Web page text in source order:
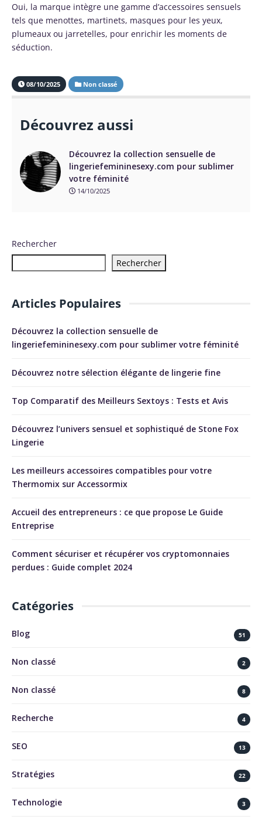
Oui, la marque intègre une gamme d’accessoires sensuels
tels que menottes, martinets, masques pour les yeux,
plumeaux ou jarretelles, pour enrichir les moments de
séduction.
08/10/2025 Non classé
Découvrez aussi
Découvrez la collection sensuelle de
lingeriefemininesexy.com pour sublimer
votre féminité
14/10/2025
Rechercher
Rechercher
Articles Populaires
Découvrez la collection sensuelle de
lingeriefemininesexy.com pour sublimer votre féminité
Découvrez notre sélection élégante de lingerie fine
Top Comparatif des Meilleurs Sextoys : Tests et Avis
Découvrez l’univers sensuel et sophistiqué de Stone Fox
Lingerie
Les meilleurs accessoires compatibles pour votre
Thermomix sur Accessormix
Accueil des entrepreneurs : ce que propose Le Guide
Entreprise
Comment sécuriser et récupérer vos cryptomonnaies
perdues : Guide complet 2024
Catégories
Blog 51
Non classé 2
Non classé 8
Recherche 4
SEO 13
Stratégies 22
Technologie 3